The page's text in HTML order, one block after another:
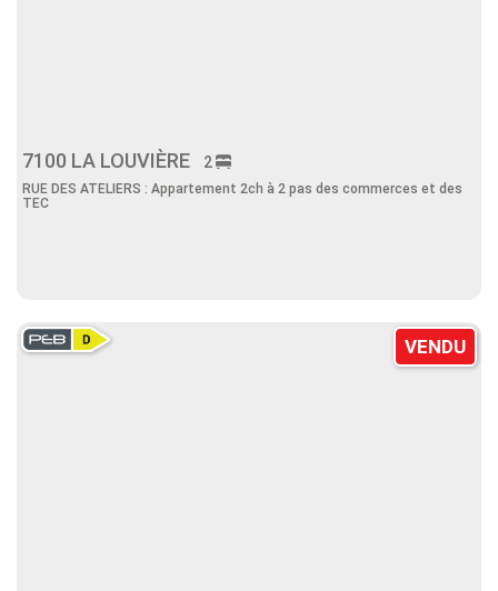
7100 LA LOUVIÈRE 2
RUE DES ATELIERS : Appartement 2ch à 2 pas des commerces et des
TEC
VENDU